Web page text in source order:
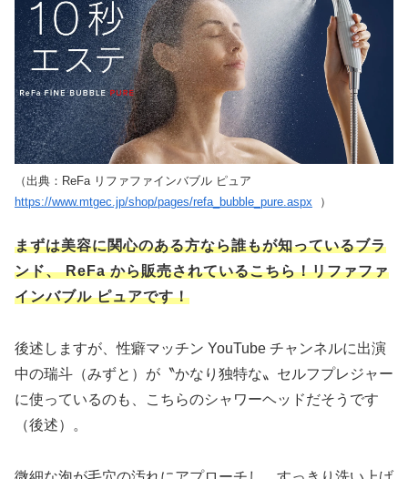
（出典：ReFa リファファインバブル ピュア
https://www.mtgec.jp/shop/pages/refa_bubble_pure.aspx ）
まずは美容に関心のある方なら誰もが知っているブラ
ンド、 ReFa から販売されているこちら！リファファ
インバブル ピュアです！
後述しますが、性癖マッチン YouTube チャンネルに出演
中の瑞斗（みずと）が〝かなり独特な〟セルフプレジャー
に使っているのも、こちらのシャワーヘッドだそうです
（後述）。